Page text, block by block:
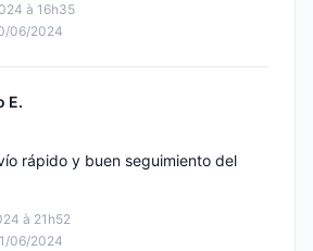
à 16h35
06/2024
E.
à 21h52
06/2024
rápido y buen seguimiento del